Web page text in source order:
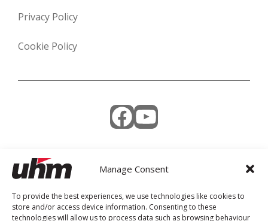
Manage Consent
To provide the best experiences, we use technologies like cookies to
store and/or access device information. Consenting to these
technologies will allow us to process data such as browsing behaviour
Privacy Policy
Cookie Policy
Facebook
YouTube
Weekly Newsletter